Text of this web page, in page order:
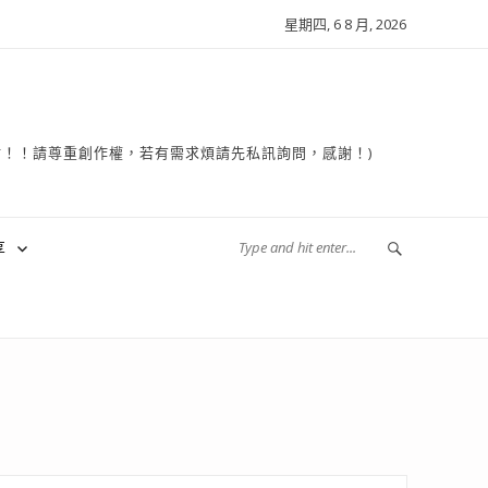
星期四, 6 8 月, 2026
請尊重創作權，若有需求煩請先私訊詢問，感謝！)